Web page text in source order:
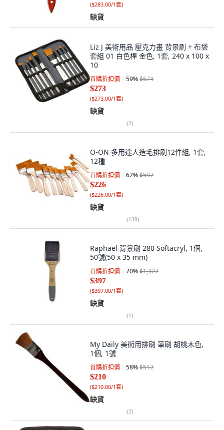
($283.00/1套)
缺貨
Liz J 美術用品 壓克力畫 背景刷 + 布袋
套組 01 白色桿 金色, 1套, 240 x 100 x
10
首購折扣價 59%$674
$273
($273.00/1套)
缺貨
(2)
O-ON 多用途人造毛排刷12件組, 1套,
12種
首購折扣價 62%$597
$226
($226.00/1套)
缺貨
(130)
Raphael 背景刷 280 Softacryl, 1個,
50號(50 x 35 mm)
首購折扣價 70%$1,327
$397
($397.00/1套)
缺貨
(1)
My Daily 美術用排刷 筆刷 胡桃木色,
1個, 1號
首購折扣價 58%$512
$210
($210.00/1套)
缺貨
(2)